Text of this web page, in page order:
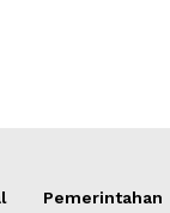
Pemerintahan